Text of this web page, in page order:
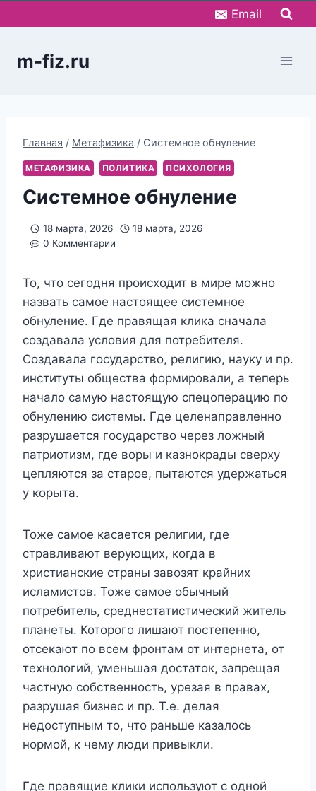
к
Email
m-fiz.ru
Главная / Метафизика / Системное обнуление
МЕТАФИЗИКА ПОЛИТИКА ПСИХОЛОГИЯ
Системное обнуление
18 марта, 2026
18 марта, 2026
0 Комментарии
То, что сегодня происходит в мире можно
назвать самое настоящее системное
обнуление. Где правящая клика сначала
создавала условия для потребителя.
Создавала государство, религию, науку и пр.
институты общества формировали, а теперь
начало самую настоящую спецоперацию по
обнулению системы. Где целенаправленно
разрушается государство через ложный
патриотизм, где воры и казнокрады сверху
цепляются за старое, пытаются удержаться
у корыта.
Тоже самое касается религии, где
стравливают верующих, когда в
христианские страны завозят крайних
исламистов. Тоже самое обычный
потребитель, среднестатистический житель
планеты. Которого лишают постепенно,
отсекают по всем фронтам от интернета, от
технологий, уменьшая достаток, запрещая
частную собственность, урезая в правах,
разрушая бизнес и пр. Т.е. делая
недоступным то, что раньше казалось
нормой, к чему люди привыкли.
Где правящие клики используют с одной